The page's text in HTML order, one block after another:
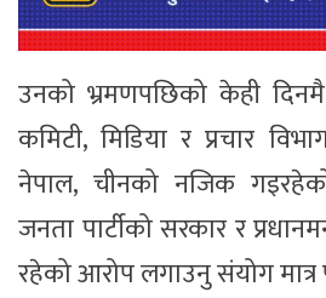
उनको भ्रमणपछिको केही
कमिटी, मिडिया र प्रचार
नेपाल, चीनको नजिक
जनता पार्टीको सरकार र
रहेको आरोप लगाउनु संयोग मात्र